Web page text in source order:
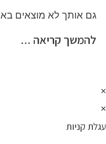
גם אותך לא מוצאים
להמשך קריאה ...
×
×
עגלת קניות